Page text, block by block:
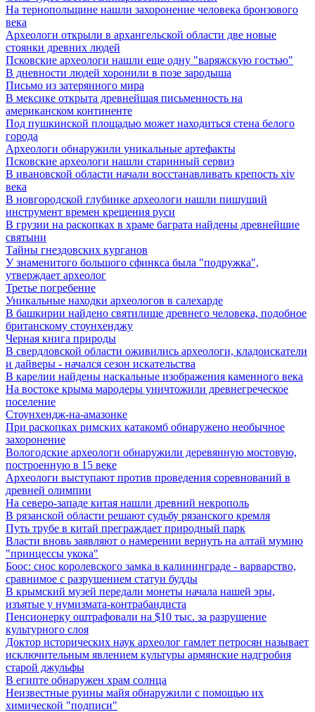
На тернопольщине нашли захоронение человека бронзового
века
Археологи открыли в архангельской области две новые
стоянки древних людей
Псковские археологи нашли еще одну "варяжскую гостью"
В дневности людей хоронили в позе зародыша
Письмо из затерянного мира
В мексике открыта древнейшая письменность на
американском континенте
Под пушкинской площадью может находиться стена белого
города
Археологи обнаружили уникальные артефакты
Псковские археологи нашли старинный сервиз
В ивановской области начали восстанавливать крепость xiv
века
В новгородской глубинке археологи нашли пишущий
инструмент времен крещения руси
В грузии на раскопках в храме баграта найдены древнейшие
святыни
Тайны гнездовских курганов
У знаменитого большого сфинкса была "подружка",
утверждает археолог
Третье погребение
Уникальные находки археологов в салехарде
В башкирии найдено святилище древнего человека, подобное
британскому стоунхенджу
Черная книга природы
В свердловской области оживились археологи, кладоискатели
и дайверы - начался сезон искательства
В карелии найдены наскальные изображения каменного века
На востоке крыма мародеры уничтожили древнегреческое
поселение
Стоунхендж-на-амазонке
При раскопках римских катакомб обнаружено необычное
захоронение
Вологодские археологи обнаружили деревянную мостовую,
построенную в 15 веке
Археологи выступают против проведения соревнований в
древней олимпии
На северо-западе китая нашли древний некрополь
В рязанской области решают судьбу рязанского кремля
Путь трубе в китай преграждает природный парк
Власти вновь заявляют о намерении вернуть на алтай мумию
"принцессы укока"
Боос: снос королевского замка в калининграде - варварство,
сравнимое с разрушением статуи будды
В крымский музей передали монеты начала нашей эры,
изъятые у нумизмата-контрабандиста
Пенсионерку оштрафовали на $10 тыс. за разрушение
культурного слоя
Доктор исторических наук археолог гамлет петросян называет
исключительным явлением культуры армянские надгробия
старой джульфы
В египте обнаружен храм солнца
Неизвестные руины майя обнаружили с помощью их
химической "подписи"